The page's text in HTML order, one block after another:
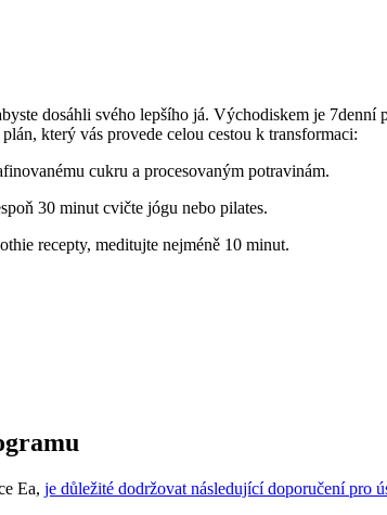
dosáhli svého lepšího já. Východiskem je
který vás provede celou cestou k transformaci:
cukru a procesovaným potravinám.
30 minut cvičte jógu nebo pilates.
recepty, meditujte nejméně 10 minut.
Ea, je důležité dodržovat následující doporučení pro